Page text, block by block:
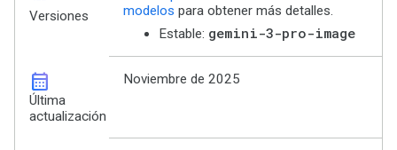
Versiones
modelos para obtener más detalles.
Estable: gemini-3-pro-image
calendar_month
Última
actualización
Noviembre de 2025